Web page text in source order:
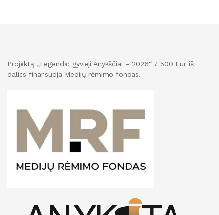
Projektą „Legenda: gyvieji Anykščiai – 2026“ 7 500 Eur iš
dalies finansuoja Medijų rėmimo fondas.